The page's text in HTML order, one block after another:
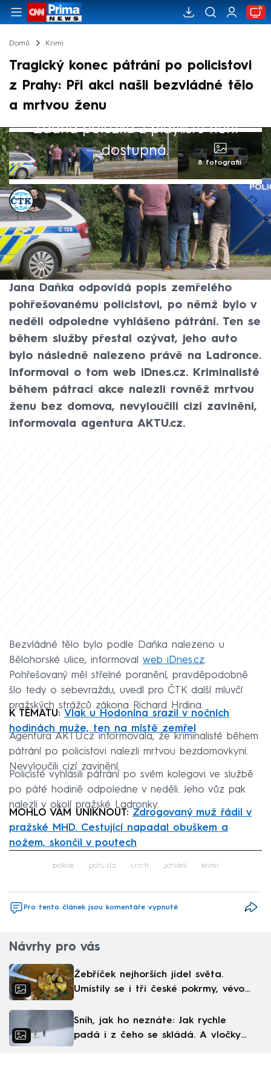
Domů Krimi
Tragický konec pátrání po policistovi
z Prahy: Při akci našli bezvládné tělo
a mrtvou ženu
Žádná položka z playlistu není
dostupná.
8 fotografií
ČTK,Marek Pausz
5. srp 2024, 12:02
Pražská policie informovala o nálezu
bezvládného těla muže v okolí Ladronky v
Praze 6. Podle mluvčího pražské policie
Jana Daňka odpovídá popis zemřelého
pohřešovanému policistovi, po němž bylo v
neděli odpoledne vyhlášeno pátrání. Ten se
během služby přestal ozývat, jeho auto
bylo následně nalezeno právě na Ladronce.
Informoval o tom web iDnes.cz. Kriminalisté
během pátrací akce nalezli rovněž mrtvou
ženu bez domova, nevyloučili cizí zavinění,
informovala agentura AKTU.cz.
Bezvládné tělo bylo podle Daňka nalezeno u
Bělohorské ulice, informoval web iDnes.cz.
Pohřešovaný měl střelné poranění, pravděpodobně
šlo tedy o sebevraždu, uvedl pro ČTK další mluvčí
pražských strážců zákona Richard Hrdina.
K TÉMATU: Vlak u Hodonína srazil v nočních
hodinách muže, ten na místě zemřel
Agentura AKTU.cz informovala, že kriminalisté během
pátrání po policistovi nalezli mrtvou bezdomovkyni.
Nevyloučili cizí zavinění.
Policisté vyhlásili pátrání po svém kolegovi ve službě
po páté hodině odpoledne v neděli. Jeho vůz pak
nalezli v okolí pražské Ladronky.
MOHLO VÁM UNIKNOUT: Zdrogovaný muž řádil v
pražské MHD. Cestující napadal obuškem a
nožem, skončil v poutech
Failed to fetch
policie policista úmrtí pátrání krimi
Pro tento článek jsou komentáře vypnuté
Návrhy pro vás
Žebříček nejhorších jídel světa.
Umístily se i tři české pokrmy, vévodí
Sníh, jak ho neznáte: Jak rychle
padá i z čeho se skládá. A vločky